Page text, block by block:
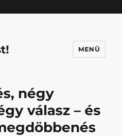
MENÜ
négy
válasz – és